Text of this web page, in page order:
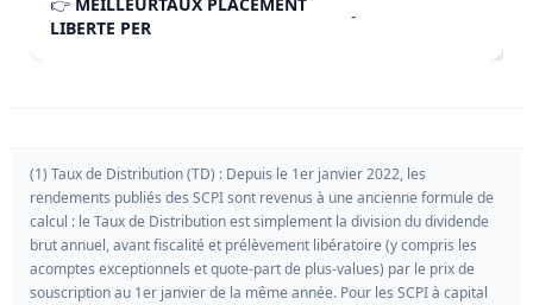
LIBERTE PER
-
(1) Taux de Distribution (TD) : Depuis le 1er janvier 2022, les
rendements publiés des SCPI sont revenus à une ancienne formule de
calcul : le Taux de Distribution est simplement la division du dividende
brut annuel, avant fiscalité et prélèvement libératoire (y compris les
acomptes exceptionnels et quote-part de plus-values) par le prix de
souscription au 1er janvier de la même année. Pour les SCPI à capital